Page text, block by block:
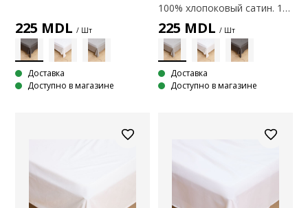
225 MDL / Шт
Доставка
Доступно в магазине
100% хлопоковый сатин. 150x250 см
225 MDL / Шт
Доставка
Доступно в магазине